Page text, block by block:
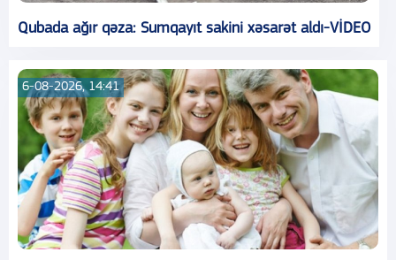
Qubada ağır qəza: Sumqayıt sakini xəsarət aldı-VİDEO
6-08-2026, 14:41